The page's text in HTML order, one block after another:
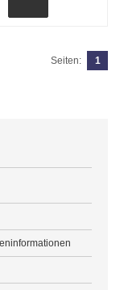
Seiten: 1